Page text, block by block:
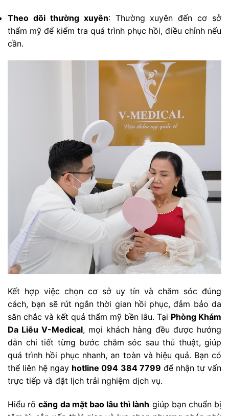
Theo dõi thường xuyên: Thường xuyên đến cơ sở
thẩm mỹ để kiểm tra quá trình phục hồi, điều chỉnh nếu
cần.
Kết hợp việc chọn cơ sở uy tín và chăm sóc đúng
cách, bạn sẽ rút ngắn thời gian hồi phục, đảm bảo da
săn chắc và kết quả thẩm mỹ bền lâu. Tại Phòng Khám
Da Liễu V-Medical, mọi khách hàng đều được hướng
dẫn chi tiết từng bước chăm sóc sau thủ thuật, giúp
quá trình hồi phục nhanh, an toàn và hiệu quả. Bạn có
thể liên hệ ngay hotline 094 384 7799 để nhận tư vấn
trực tiếp và đặt lịch trải nghiệm dịch vụ.
Hiểu rõcăng da mặt bao lâu thì lành giúp bạn chuẩn bị